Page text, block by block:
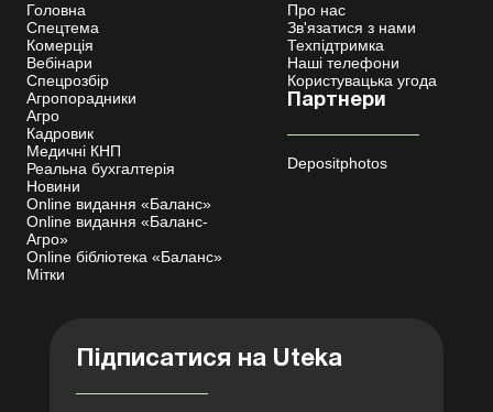
Головна
Спецтема
Комерція
Вебінари
Спецрозбір
Агропорадники
Агро
Кадровик
Медичні КНП
Реальна бухгалтерія
Новини
Online видання «Баланс»
Online видання «Баланс-
Агро»
Online бібліотека «Баланс»
Мітки
Про нас
Зв'язатися з нами
Техпідтримка
Наші телефони
Користувацька угода
Партнери
Depositphotos
Підписатися на Uteka